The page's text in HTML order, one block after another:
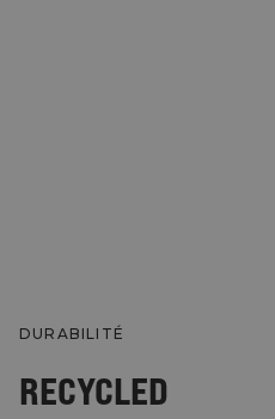
DURABILITÉ
RECYCLED